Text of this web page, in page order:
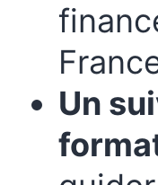
Un